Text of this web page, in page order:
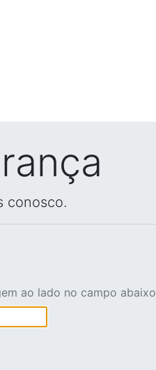
conosco.
ao lado no campo abaixo